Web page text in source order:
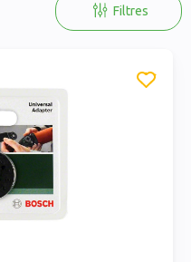
Filtres